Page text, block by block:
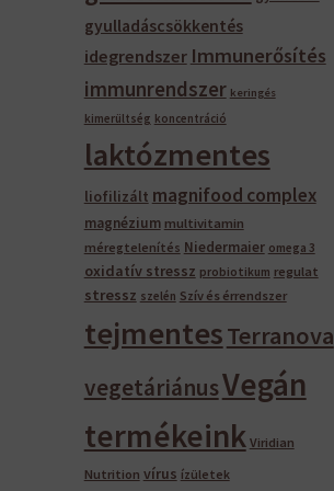
gyulladáscsökkentés
idegrendszer Immunerősítés
immunrendszer keringés
kimerültség koncentráció
laktózmentes
liofilizált magnifood complex
magnézium multivitamin
méregtelenítés Niedermaier omega 3
oxidatív stressz probiotikum regulat
stressz szelén Szív és érrendszer
tejmentesTerranova
vegetáriánusVegán
termékeink Viridian
Nutrition vírus ízületek